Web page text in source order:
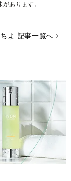
あります。
よ 記事一覧へ